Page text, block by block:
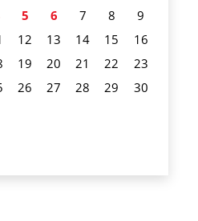
5 6 7 8
9
12 13 14 15
16
19 20 21 22
23
26 27 28 29
30